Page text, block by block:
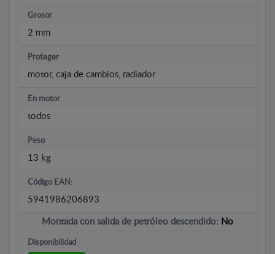
Grosor
2 mm
Proteger
motor, caja de cambios, radiador
En motor
todos
Peso
13 kg
Código EAN:
5941986206893
Montada con salida de petróleo descendido: No
Disponibilidad